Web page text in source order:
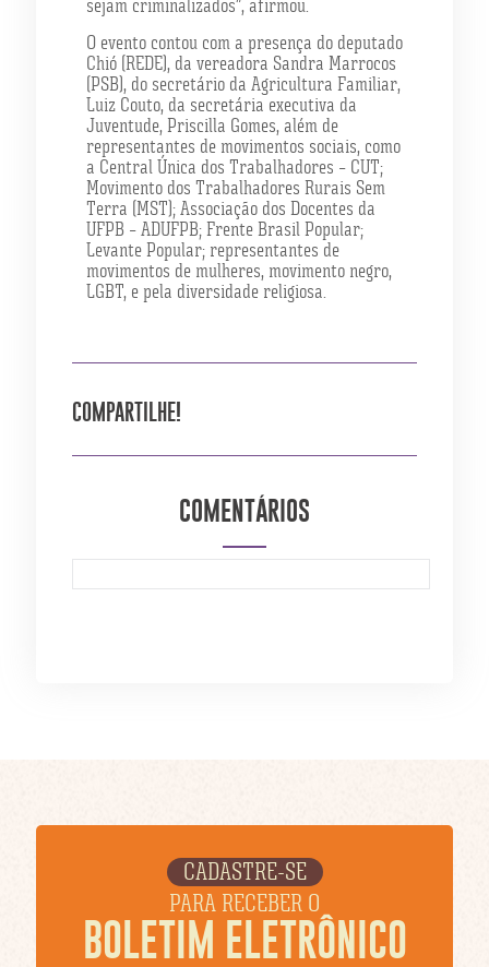
O evento contou com a presença do deputado
Chió (REDE), da vereadora Sandra Marrocos
(PSB), do secretário da Agricultura Familiar,
Luiz Couto, da secretária executiva da
Juventude, Priscilla Gomes, além de
representantes de movimentos sociais, como
a Central Única dos Trabalhadores – CUT;
Movimento dos Trabalhadores Rurais Sem
Terra (MST); Associação dos Docentes da
UFPB – ADUFPB; Frente Brasil Popular;
Levante Popular; representantes de
movimentos de mulheres, movimento negro,
LGBT, e pela diversidade religiosa.
COMPARTILHE!
COMENTÁRIOS
CADASTRE-SE
PARA RECEBER O
BOLETIM ELETRÔNICO